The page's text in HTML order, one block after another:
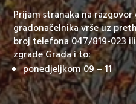
Prijam stranaka na
gradonačelnika vrše uz
broj telefona 047/819-023
zgrade Grada i to:
ponedjeljkom 09 – 11